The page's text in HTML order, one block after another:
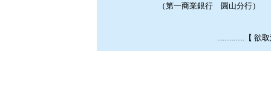
（第一商業銀行 圓山分行）
...............【 欲